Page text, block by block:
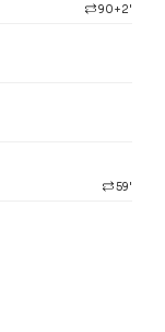
90+2'
59'